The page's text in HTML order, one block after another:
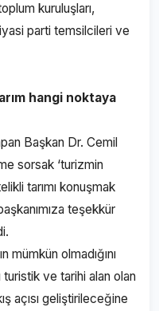
kuruluşları,
parti temsilcileri ve
hangi noktaya
Başkan Dr. Cemil
sorsak ‘turizmin
tarımı konuşmak
teşekkür
mümkün olmadığını
turistik ve tarihi alan olan
açısı geliştirileceğine